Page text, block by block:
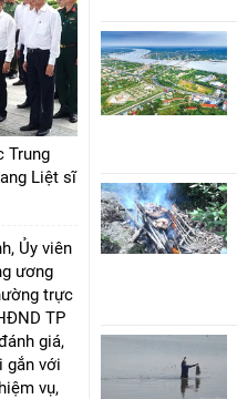
Trung
Liệt sĩ
Ủy viên
ương
trực
TP
giá,
gắn với
vụ,